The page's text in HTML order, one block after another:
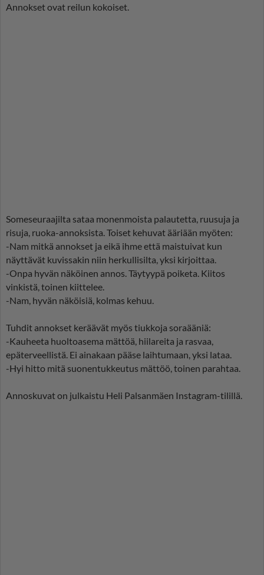
Annokset ovat reilun kokoiset.
Someseuraajilta sataa monenmoista palautetta, ruusuja ja
risuja, ruoka-annoksista. Toiset kehuvat ääriään myöten:
-Nam mitkä annokset ja eikä ihme että maistuivat kun
näyttävät kuvissakin niin herkullisilta, yksi kirjoittaa.
-Onpa hyvän näköinen annos. Täytyypä poiketa. Kiitos
vinkistä, toinen kiittelee.
-Nam, hyvän näköisiä, kolmas kehuu.
Tuhdit annokset keräävät myös tiukkoja soraääniä:
-Kauheeta huoltoasema mättöä, hiilareita ja rasvaa,
epäterveellistä. Ei ainakaan pääse laihtumaan, yksi lataa.
-Hyi hitto mitä suonentukkeutus mättöö, toinen parahtaa.
Annoskuvat on julkaistu Heli Palsanmäen Instagram-tilillä.